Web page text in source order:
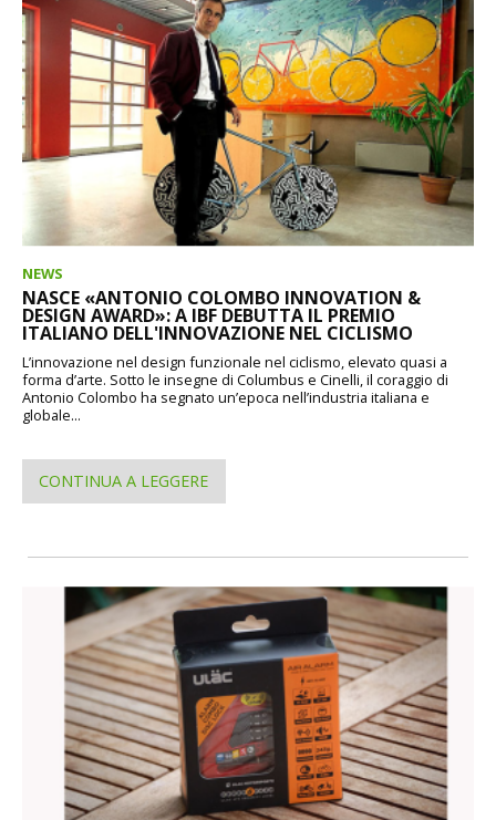
NEWS
NASCE «ANTONIO COLOMBO INNOVATION &
DESIGN AWARD»: A IBF DEBUTTA IL PREMIO
ITALIANO DELL'INNOVAZIONE NEL CICLISMO
L’innovazione nel design funzionale nel ciclismo, elevato quasi a
forma d’arte. Sotto le insegne di Columbus e Cinelli, il coraggio di
Antonio Colombo ha segnato un’epoca nell’industria italiana e
globale...
CONTINUA A LEGGERE